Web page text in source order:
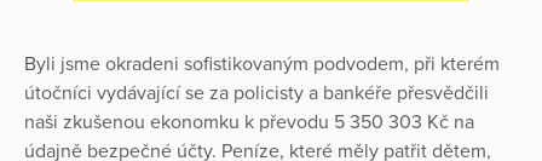
Byli jsme okradeni sofistikovaným podvodem, při kterém
útočníci vydávající se za policisty a bankéře přesvědčili
naši zkušenou ekonomku k převodu 5 350 303 Kč na
údajně bezpečné účty. Peníze, které měly patřit dětem,